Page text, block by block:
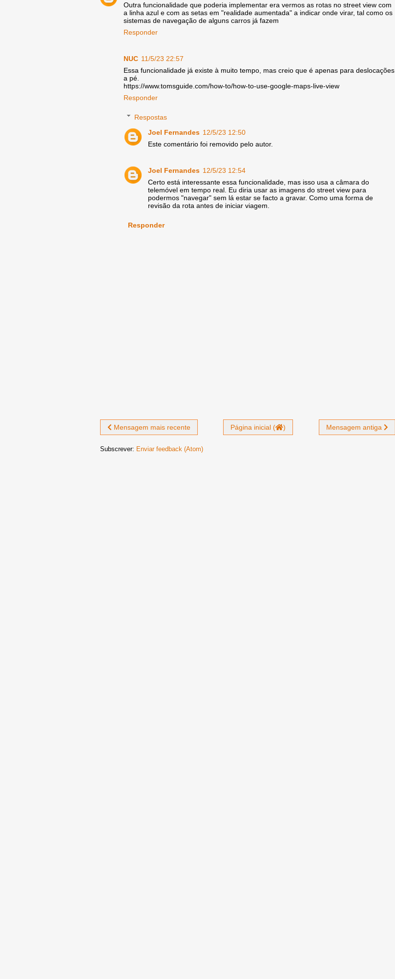
Outra funcionalidade que poderia implementar era vermos as rotas no street view com
a linha azul e com as setas em "realidade aumentada" a indicar onde virar, tal como os
sistemas de navegação de alguns carros já fazem
Responder
NUC 11/5/23 22:57
Essa funcionalidade já existe à muito tempo, mas creio que é apenas para deslocações
a pé.
https://www.tomsguide.com/how-to/how-to-use-google-maps-live-view
Responder
Respostas
Joel Fernandes 12/5/23 12:50
Este comentário foi removido pelo autor.
Joel Fernandes 12/5/23 12:54
Certo está interessante essa funcionalidade, mas isso usa a câmara do
telemóvel em tempo real. Eu diria usar as imagens do street view para
podermos "navegar" sem lá estar se facto a gravar. Como uma forma de
revisão da rota antes de iniciar viagem.
Responder
Mensagem mais recente Mensagem antiga
Página inicial ( )
Subscrever: Enviar feedback (Atom)